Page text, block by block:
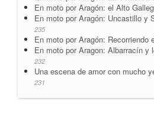
En moto por Aragón: el Alto
En moto por Aragón: Uncastillo y
235
En moto por Aragón: Recorriendo
En moto por Aragon: Albarracín y
232
Una escena de amor con mucho
231